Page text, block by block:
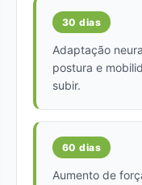
30 dias
Adaptação
postura e
subir.
60 dias
Aumento de